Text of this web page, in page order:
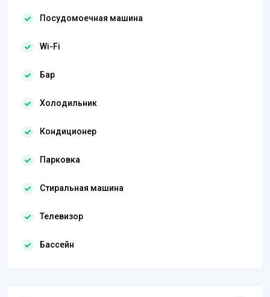
Посудомоечная машина
Wi-Fi
Бар
Холодильник
Кондиционер
Парковка
Стиральная машина
Телевизор
Бассейн